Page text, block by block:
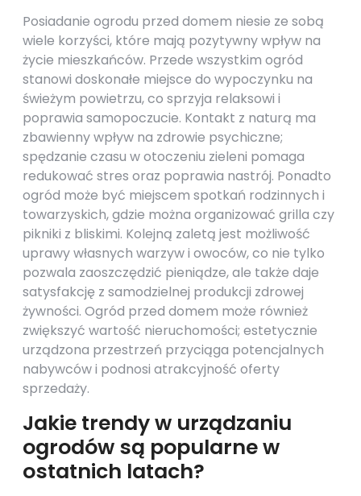
Posiadanie ogrodu przed domem niesie ze sobą
wiele korzyści, które mają pozytywny wpływ na
życie mieszkańców. Przede wszystkim ogród
stanowi doskonałe miejsce do wypoczynku na
świeżym powietrzu, co sprzyja relaksowi i
poprawia samopoczucie. Kontakt z naturą ma
zbawienny wpływ na zdrowie psychiczne;
spędzanie czasu w otoczeniu zieleni pomaga
redukować stres oraz poprawia nastrój. Ponadto
ogród może być miejscem spotkań rodzinnych i
towarzyskich, gdzie można organizować grilla czy
pikniki z bliskimi. Kolejną zaletą jest możliwość
uprawy własnych warzyw i owoców, co nie tylko
pozwala zaoszczędzić pieniądze, ale także daje
satysfakcję z samodzielnej produkcji zdrowej
żywności. Ogród przed domem może również
zwiększyć wartość nieruchomości; estetycznie
urządzona przestrzeń przyciąga potencjalnych
nabywców i podnosi atrakcyjność oferty
sprzedaży.
Jakie trendy w urządzaniu
ogrodów są popularne w
ostatnich latach?